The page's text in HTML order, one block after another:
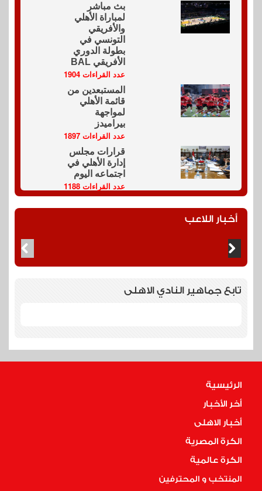
بث مباشر
لمباراة الأهلي
والأفريقي
التونسي في
بطولة الدوري
الأفريقي BAL
عدد القراءات 1904
المستبعدين من
قائمة الأهلي
لمواجهة
بيراميدز
عدد القراءات 1897
قرارات مجلس
إدارة الأهلي في
اجتماعه اليوم
عدد القراءات 1188
أخبار اللاعب
تابع جماهير النادي الاهلى
الرئيسية
أخر الأخبار
أخبار الاهلى
الكرة المصرية
الكرة عالمية
المنتخب و المحترفين